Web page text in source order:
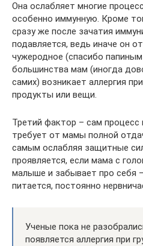
Она ослабляет многие
особенно иммунную. Кроме
сразу же после зачатия
подавляется, ведь иначе он
чужеродное (спасибо
большинства мам (иногда
самих) возникает аллергия
продукты или вещи.
Третий фактор – сам
требует от мамы полной
самым ослабляя защитные
проявляется, если мама с
малыше и забывает про себя
питается, постоянно
Ученые пока не
появляется аллергия при